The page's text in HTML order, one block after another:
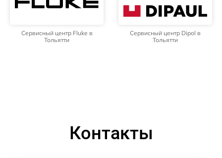
Сервисный центр Fluke в
Тольятти
Сервисный центр Dipol в
Тольятти
Контакты